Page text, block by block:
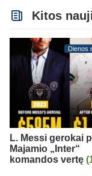
Kitos
Dienos
L. Messi gerokai
Majamio „Inter“
komandos vertę